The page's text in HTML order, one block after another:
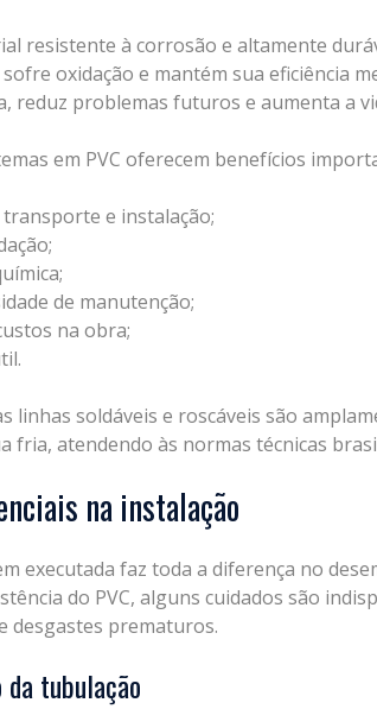
resistente à corrosão e altamente
oxidação e mantém sua eficiência
reduz problemas futuros e aumenta a
em PVC oferecem benefícios
transporte e instalação;
de manutenção;
na obra;
linhas soldáveis e roscáveis são
fria, atendendo às normas técnicas
na instalação
executada faz toda a diferença no
do PVC, alguns cuidados são
desgastes prematuros.
tubulação